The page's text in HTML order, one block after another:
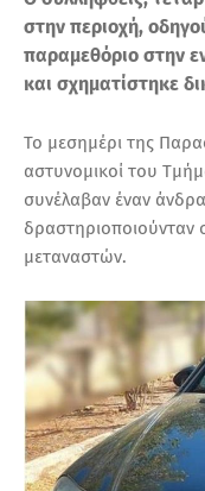
στην περιοχή,
παραμεθόριο στην
και σχηματίστηκε
Το μεσημέρι της
αστυνομικοί του
συνέλαβαν έναν
μεταναστών.